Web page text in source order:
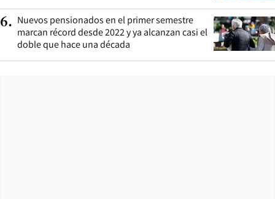
6. Nuevos pensionados en el primer semestre
marcan récord desde 2022 y ya alcanzan casi el
doble que hace una década